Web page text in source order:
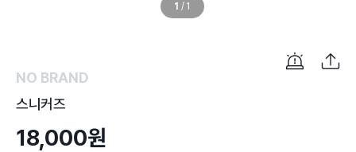
1 / 1
NO BRAND
스니커즈
18,000원